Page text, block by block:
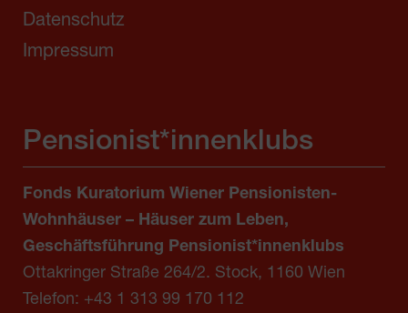
Datenschutz
Impressum
Pensionist*innenklubs
Fonds Kuratorium Wiener Pensionisten-
Wohnhäuser – Häuser zum Leben,
Geschäftsführung Pensionist*innenklubs
Ottakringer Straße 264/2. Stock, 1160 Wien
Telefon: +43 1 313 99 170 112